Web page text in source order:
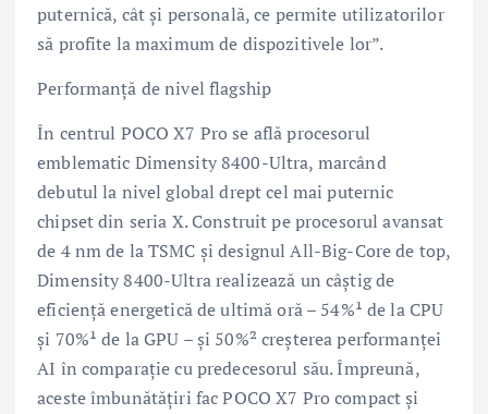
puternică, cât și personală, ce permite utilizatorilor
să profite la maximum de dispozitivele lor”.
Performanță de nivel flagship
În centrul POCO X7 Pro se află procesorul
emblematic Dimensity 8400-Ultra, marcând
debutul la nivel global drept cel mai puternic
chipset din seria X. Construit pe procesorul avansat
de 4 nm de la TSMC și designul All-Big-Core de top,
Dimensity 8400-Ultra realizează un câștig de
eficiență energetică de ultimă oră – 54%¹ de la CPU
și 70%¹ de la GPU – și 50%² creșterea performanței
AI în comparație cu predecesorul său. Împreună,
aceste îmbunătățiri fac POCO X7 Pro compact și